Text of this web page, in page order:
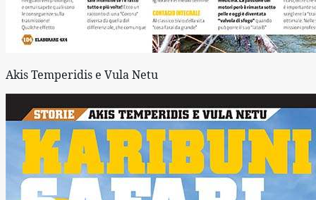
Akis Temperidis e Vula Netu